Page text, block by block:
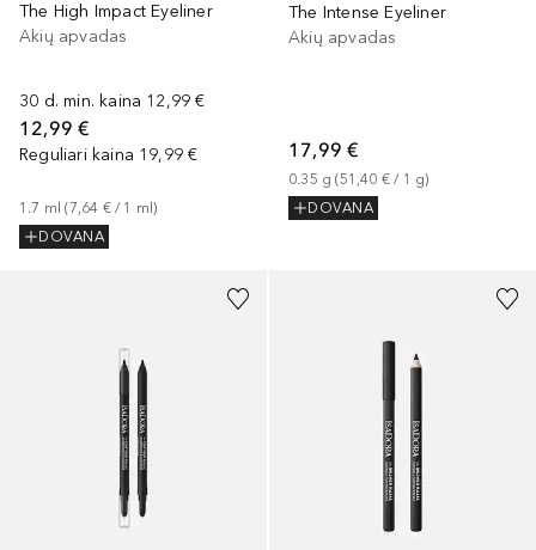
The High Impact Eyeliner
Akių apvadas
30 d. min. kaina 12,99 €
12,99 €
Reguliari kaina 19,99 €
1.7 ml (7,64 € / 1 ml)
DOVANA
The Intense Eyeliner
Akių apvadas
17,99 €
0.35 g (51,40 € / 1 g)
DOVANA
+2